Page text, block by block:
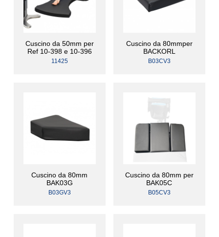
Cuscino da 50mm per
Ref 10-398 e 10-396
11425
Cuscino da 80mmper
BACKORL
B03CV3
Cuscino da 80mm
BAK03G
B03GV3
Cuscino da 80mm per
BAK05C
B05CV3